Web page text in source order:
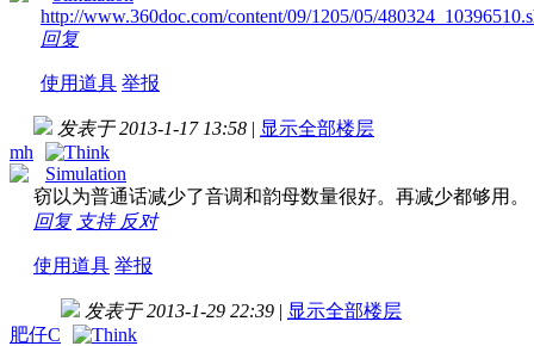
http://www.360doc.com/content/09/1205/05/
回复
使用道具 举报
mh
发表于 2013-1-17 13:58 | 显示全部楼层
窃以为普通话减少了音调和韵母数量很好。再减少都够用。
回复 支持 反对
使用道具 举报
肥仔C
发表于 2013-1-29 22:39 | 显示全部楼层